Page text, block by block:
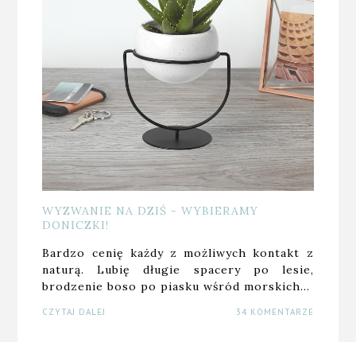
WYZWANIE NA DZIŚ - WYBIERAMY
DONICZKI!
Bardzo cenię każdy z możliwych kontakt z
naturą. Lubię długie spacery po lesie,
brodzenie boso po piasku wśród morskich…
CZYTAJ DALEJ 34 KOMENTARZE